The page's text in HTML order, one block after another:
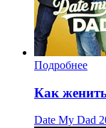
Подробнее
Как
Date My Dad